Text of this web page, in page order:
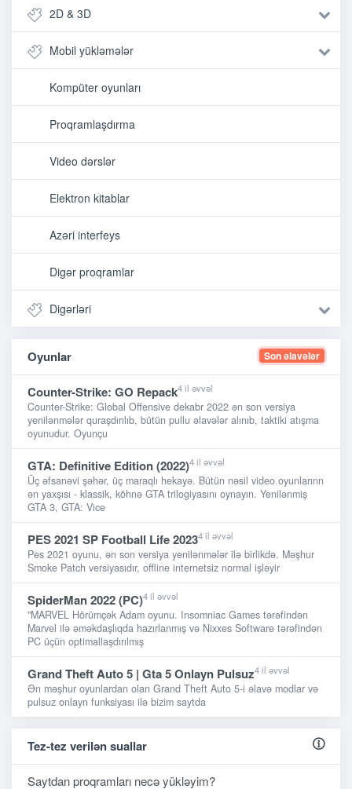
2D & 3D
Mobil yükləmələr
Kompüter oyunları
Proqramlaşdırma
Video dərslər
Elektron kitablar
Azəri interfeys
Digər proqramlar
Digərləri
Oyunlar Son əlavələr
Counter-Strike: GO Repack4 il əvvəl
Counter-Strike: Global Offensive dekabr 2022 ən son versiya
yenilənmələr quraşdırılıb, bütün pullu əlavələr alınıb, taktiki atışma
oyunudur. Oyunçu
GTA: Definitive Edition (2022)4 il əvvəl
Üç əfsanəvi şəhər, üç maraqlı hekayə. Bütün nəsil video oyunlarınn
ən yaxşısı - klassik, köhnə GTA trilogiyasını oynayın. Yenilənmiş
GTA 3, GTA: Vice
PES 2021 SP Football Life 20234 il əvvəl
Pes 2021 oyunu, ən son versiya yenilənmələr ilə birlikdə. Məşhur
Smoke Patch versiyasıdır, offline internetsiz normal işləyir
SpiderMan 2022 (PC)4 il əvvəl
"MARVEL Hörümçək Adam oyunu. Insomniac Games tərəfindən
Marvel ilə əməkdaşlıqda hazırlanmış və Nixxes Software tərəfindən
PC üçün optimallaşdırılmış
Grand Theft Auto 5 | Gta 5 Onlayn Pulsuz4 il əvvəl
Ən məşhur oyunlardan olan Grand Theft Auto 5-i əlavə modlar və
pulsuz onlayn funksiyası ilə bizim saytda
Tez-tez verilən suallar
Saytdan proqramları necə yükləyim?